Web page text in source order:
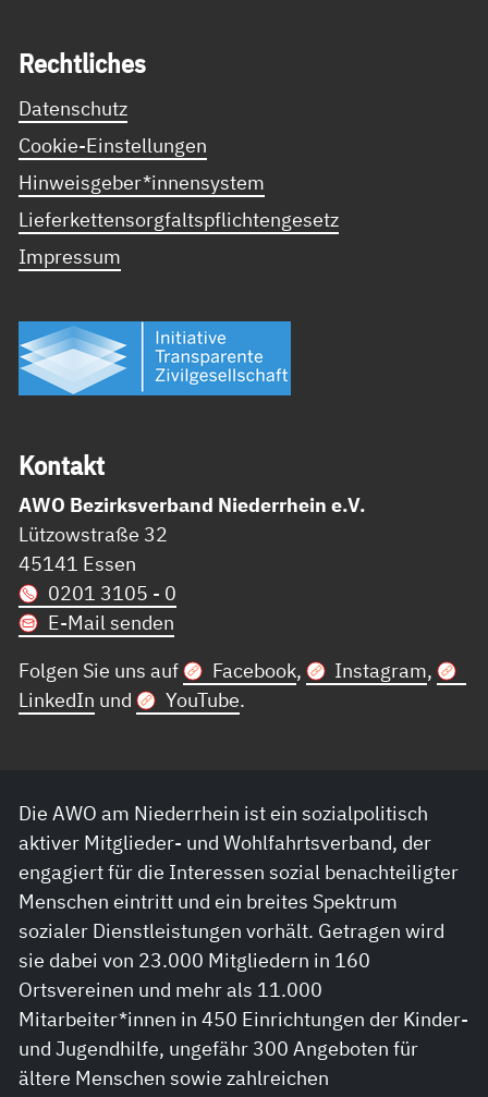
Recht­li­ches
Datenschutz
Cookie-Einstellungen
Hinweisgeber*innensystem
Lieferkettensorgfaltspflichtengesetz
Impressum
Kon­takt
AWO Bezirksverband Niederrhein e.V.
Lützowstraße 32
45141 Essen
0201 3105 - 0
E-Mail senden
Folgen Sie uns auf
Facebook, Instagram,
LinkedIn und YouTube.
Die AWO am Niederrhein ist ein sozialpolitisch
aktiver Mitglieder- und Wohlfahrtsverband, der
engagiert für die Interessen sozial benachteiligter
Menschen eintritt und ein breites Spektrum
sozialer Dienstleistungen vorhält. Getragen wird
sie dabei von 23.000 Mitgliedern in 160
Ortsvereinen und mehr als 11.000
Mitarbeiter*innen in 450 Einrichtungen der Kinder-
und Jugendhilfe, ungefähr 300 Angeboten für
ältere Menschen sowie zahlreichen